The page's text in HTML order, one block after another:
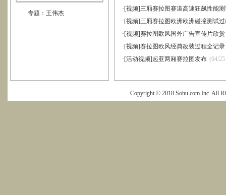
专题：王伟杰
·[视频]三厢赛拉图赛道高速狂飙性能
·[视频]三厢赛拉图欧洲欧洲碰撞测试
·[视频]赛拉图欧风国外广告宣传片欣赏
·[视频]赛拉图欧风经典改装过程全记录
·[活动视频]起亚两厢赛拉图发布 (04/
Copyright © 2018 Sohu.com Inc. All